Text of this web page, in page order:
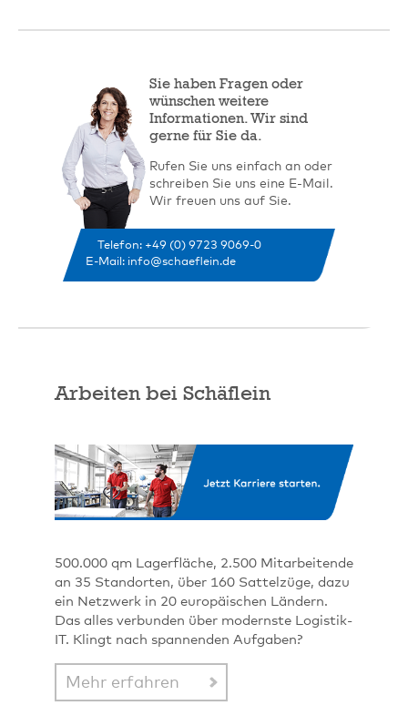
Sie haben Fragen oder
wünschen weitere
Informationen. Wir sind
gerne für Sie da.
Rufen Sie uns einfach an oder
schreiben Sie uns eine E-Mail.
Wir freuen uns auf Sie.
Telefon: +49 (0) 9723 9069-0
E-Mail: info@schaeflein.de
Arbeiten bei Schäflein
500.000 qm Lagerfläche, 2.500 Mitarbeitende
an 35 Standorten, über 160 Sattelzüge, dazu
ein Netzwerk in 20 europäischen Ländern.
Das alles verbunden über modernste Logistik-
IT. Klingt nach spannenden Aufgaben?
Mehr erfahren